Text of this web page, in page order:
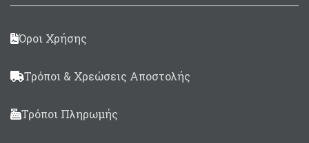
Όροι Χρήσης
Τρόποι & Χρεώσεις Αποστολής
Τρόποι Πληρωμής